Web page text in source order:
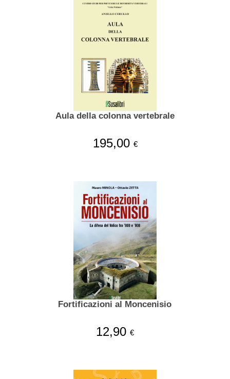
Aula della colonna vertebrale
195,00 €
Fortificazioni al Moncenisio
12,90 €